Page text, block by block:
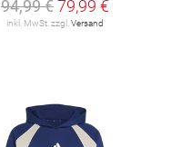
94,99 €79,99 €
inkl. MwSt. zzgl.Versand